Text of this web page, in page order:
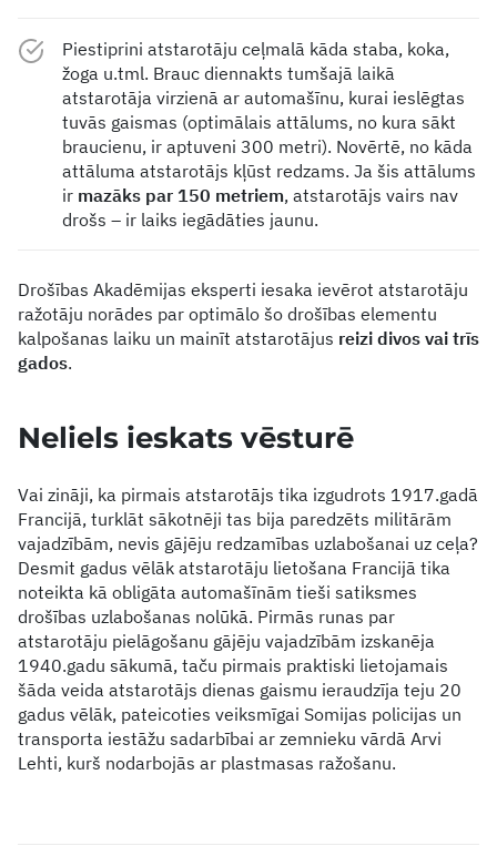
Piestiprini atstarotāju ceļmalā kāda staba, koka,
žoga u.tml. Brauc diennakts tumšajā laikā
atstarotāja virzienā ar automašīnu, kurai ieslēgtas
tuvās gaismas (optimālais attālums, no kura sākt
braucienu, ir aptuveni 300 metri). Novērtē, no kāda
attāluma atstarotājs kļūst redzams. Ja šis attālums
ir mazāks par 150 metriem, atstarotājs vairs nav
drošs – ir laiks iegādāties jaunu.
Drošības Akadēmijas eksperti iesaka ievērot atstarotāju
ražotāju norādes par optimālo šo drošības elementu
kalpošanas laiku un mainīt atstarotājus reizi divos vai trīs
gados.
Neliels ieskats vēsturē
Vai zināji, ka pirmais atstarotājs tika izgudrots 1917.gadā
Francijā, turklāt sākotnēji tas bija paredzēts militārām
vajadzībām, nevis gājēju redzamības uzlabošanai uz ceļa?
Desmit gadus vēlāk atstarotāju lietošana Francijā tika
noteikta kā obligāta automašīnām tieši satiksmes
drošības uzlabošanas nolūkā. Pirmās runas par
atstarotāju pielāgošanu gājēju vajadzībām izskanēja
1940.gadu sākumā, taču pirmais praktiski lietojamais
šāda veida atstarotājs dienas gaismu ieraudzīja teju 20
gadus vēlāk, pateicoties veiksmīgai Somijas policijas un
transporta iestāžu sadarbībai ar zemnieku vārdā Arvi
Lehti, kurš nodarbojās ar plastmasas ražošanu.